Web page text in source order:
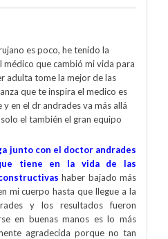
es poco, he tenido la
médico que cambió mi vida para
adulta tome la mejor de las
que te inspira el medico es
en el dr andrades va más allá
el también el gran equipo
junto con el doctor andrades
tiene en la vida de las
haber bajado más
mi cuerpo hasta que llegue a la
y los resultados fueron
en buenas manos es lo más
agradecida porque no tan